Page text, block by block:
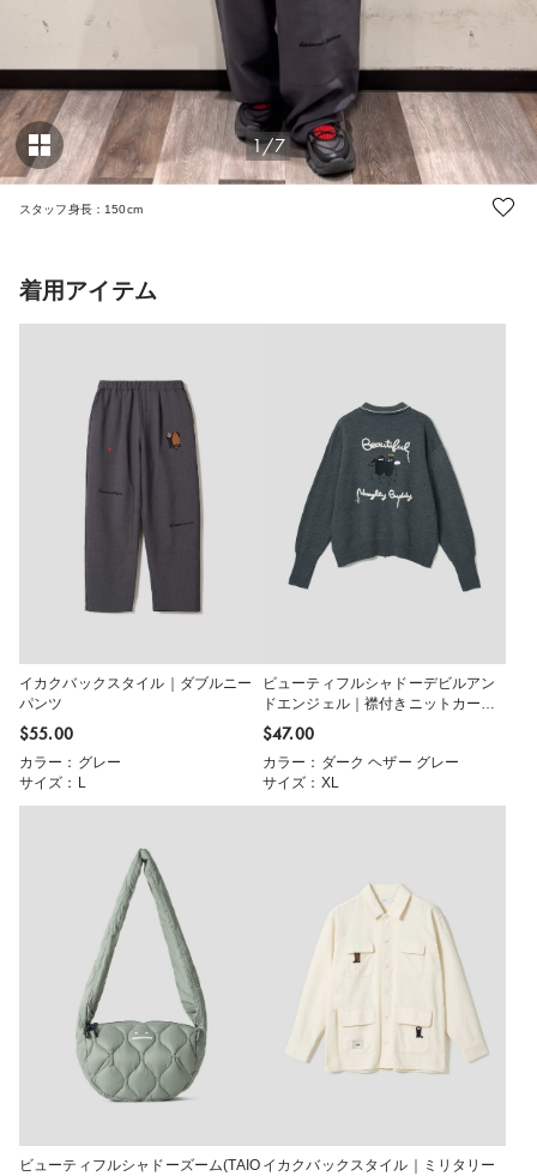
1/7
スタッフ身長：150cm
着用アイテム
イカクバックスタイル｜ダブルニー
パンツ
$‌55.00
カラー：グレー
サイズ：L
ビューティフルシャドーデビルアン
ドエンジェル｜襟付きニットカーデ
ィガン
$‌47.00
カラー：ダーク ヘザー グレー
サイズ：XL
ビューティフルシャドーズーム(TAIO イカクバックスタイル｜ミリタリー